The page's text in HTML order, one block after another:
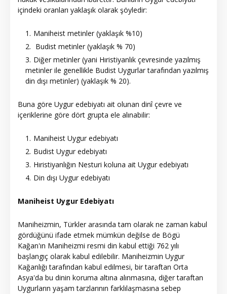
içindeki oranları yaklaşık olarak şöyledir:
Maniheist metinler (yaklaşık %10)
Budist metinler (yaklaşık % 70)
Diğer metinler (yani Hıristiyanlık çevresinde yazılmış
metinler ile genellikle Budist Uygurlar tarafından yazılmış
din dışı metinler) (yaklaşık % 20).
Buna göre Uygur edebiyatı ait olunan dinî çevre ve
içeriklerine göre dört grupta ele alınabilir:
Maniheist Uygur edebiyatı
Budist Uygur edebiyatı
Hıristiyanlığın Nesturi koluna ait Uygur edebiyatı
Din dışı Uygur edebiyatı
Maniheist Uygur Edebiyatı
Maniheizmin, Türkler arasında tam olarak ne zaman kabul
gördüğünü ifade etmek mümkün değilse de Bögü
Kağan'ın Maniheizmi resmi din kabul ettiği 762 yılı
başlangıç olarak kabul edilebilir. Maniheizmin Uygur
Kağanlığı tarafından kabul edilmesi, bir taraftan Orta
Asya'da bu dinin koruma altına alınmasına, diğer taraftan
Uygurların yaşam tarzlarının farklılaşmasına sebep